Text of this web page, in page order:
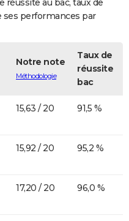
réussite au bac, taux de
ses performances par
Notre note
Méthodologie
Taux de
réussite
bac
15,63 / 20 91,5 %
15,92 / 20 95,2 %
17,20 / 20 96,0 %